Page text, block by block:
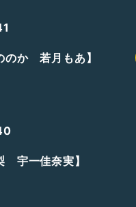
のか 若月もあ】
宇一佳奈実】